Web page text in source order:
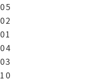
05
02
01
04
03
10